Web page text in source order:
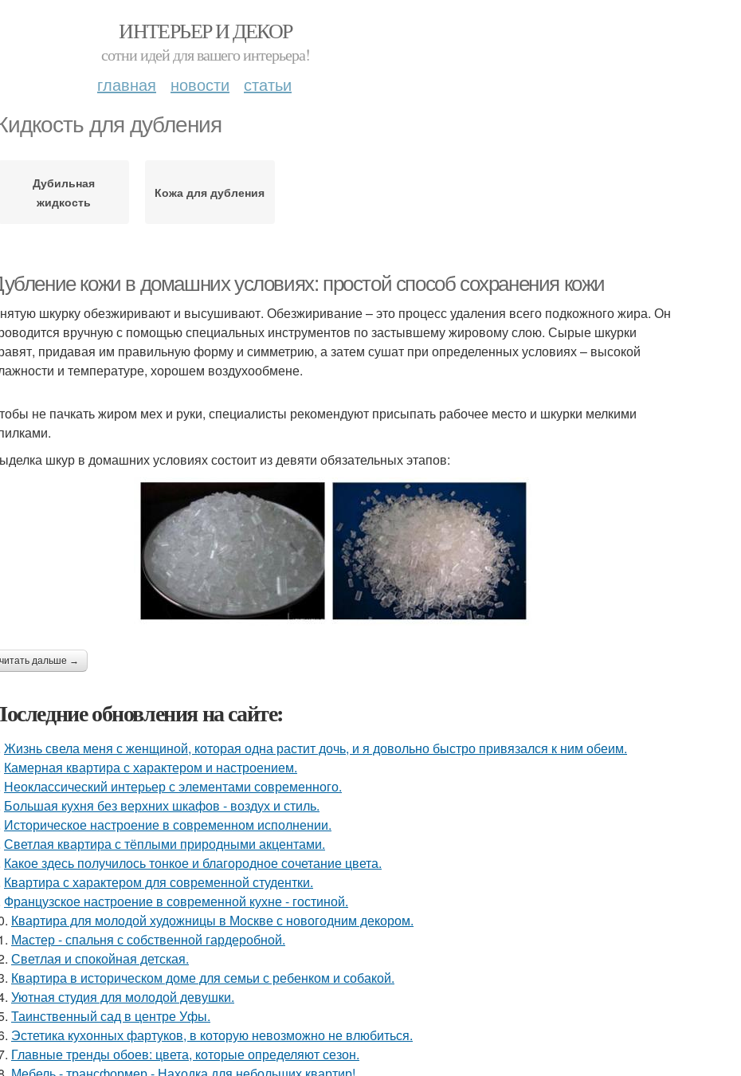
ИНТЕРЬЕР И ДЕКОР
сотни идей для вашего интерьера!
главная новости статьи
для дубления
Дубильная
жидкость
Кожа для дубления
кожи в домашних условиях: простой способ сохранения кожи
шкурку обезжиривают и высушивают. Обезжиривание – это процесс удаления всего подкожного жира. Он
вручную с помощью специальных инструментов по застывшему жировому слою. Сырые шкурки
придавая им правильную форму и симметрию, а затем сушат при определенных условиях – высокой
и температуре, хорошем воздухообмене.
не пачкать жиром мех и руки, специалисты рекомендуют присыпать рабочее место и шкурки мелкими
шкур в домашних условиях состоит из девяти обязательных этапов:
читать дальше →
обновления на сайте:
Жизнь свела меня с женщиной, которая одна растит дочь, и я довольно быстро привязался к ним обеим.
Камерная квартира с характером и настроением.
Неоклассический интерьер с элементами современного.
Большая кухня без верхних шкафов - воздух и стиль.
Историческое настроение в современном исполнении.
Светлая квартира с тёплыми природными акцентами.
Какое здесь получилось тонкое и благородное сочетание цвета.
Квартира с характером для современной студентки.
Французское настроение в современной кухне - гостиной.
Квартира для молодой художницы в Москве с новогодним декором.
Мастер - спальня с собственной гардеробной.
Светлая и спокойная детская.
Квартира в историческом доме для семьи с ребенком и собакой.
Уютная студия для молодой девушки.
Таинственный сад в центре Уфы.
Эстетика кухонных фартуков, в которую невозможно не влюбиться.
Главные тренды обоев: цвета, которые определяют сезон.